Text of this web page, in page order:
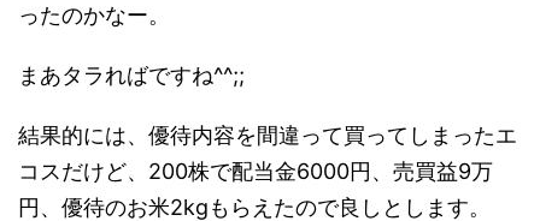
ったのかなー。
まあタラればですね^^;;
結果的には、優待内容を間違って買ってしまったエ
コスだけど、200株で配当金6000円、売買益9万
円、優待のお米2kgもらえたので良しとします。